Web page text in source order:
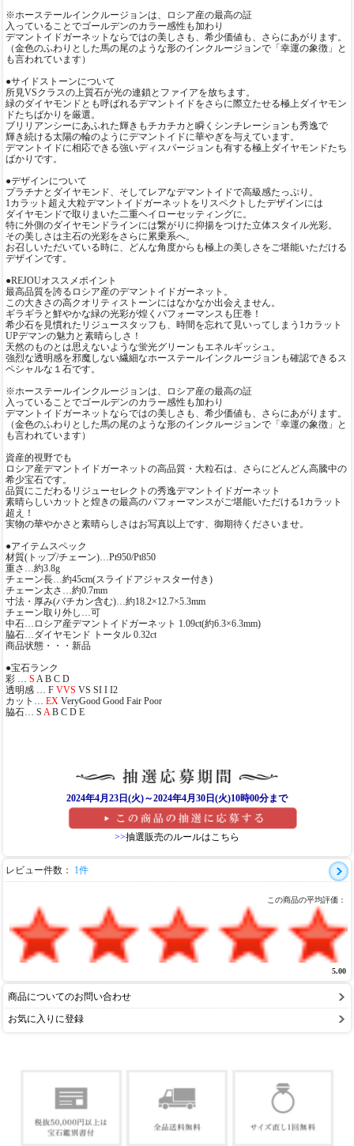
※ホーステールインクルージョンは、ロシア産の最高の証
入っていることでゴールデンのカラー感性も加わり
デマントイドガーネットならではの美しさも、希少価値も、さらにあがります。
（金色のふわりとした馬の尾のような形のインクルージョンで「幸運の象徴」と
も言われています）
●サイドストーンについて
所見VSクラスの上質石が光の連鎖とファイアを放ちます。
緑のダイヤモンドとも呼ばれるデマントイドをさらに際立たせる極上ダイヤモン
ドたちばかりを厳選。
ブリリアンシーにあふれた輝きもチカチカと瞬くシンチレーションも秀逸で
輝き続ける太陽の輪のようにデマントイドに華やぎを与えています。
デマントイドに相応できる強いディスパージョンも有する極上ダイヤモンドたち
ばかりです。
●デザインについて
プラチナとダイヤモンド、そしてレアなデマントイドで高級感たっぷり。
1カラット超え大粒デマントイドガーネットをリスペクトしたデザインには
ダイヤモンドで取りまいた二重ヘイローセッティングに。
特に外側のダイヤモンドラインには繋がりに抑揚をつけた立体スタイル光彩。
その美しさは主石の光彩をさらに累乗系へ。
お召しいただいている時に、どんな角度からも極上の美しさをご堪能いただける
デザインです。
●REJOUオススメポイント
最高品質を誇るロシア産のデマントイドガーネット。
この大きさの高クオリティストーンにはなかなか出会えません。
ギラギラと鮮やかな緑の光彩が煌くパフォーマンスも圧巻！
希少石を見慣れたリジュースタッフも、時間を忘れて見いってしまう1カラット
UPデマンの魅力と素晴らしさ！
天然のものとは思えないような蛍光グリーンもエネルギッシュ。
強烈な透明感を邪魔しない繊細なホーステールインクルージョンも確認できるス
ペシャルな１石です。
※ホーステールインクルージョンは、ロシア産の最高の証
入っていることでゴールデンのカラー感性も加わり
デマントイドガーネットならではの美しさも、希少価値も、さらにあがります。
（金色のふわりとした馬の尾のような形のインクルージョンで「幸運の象徴」と
も言われています）
資産的視野でも
ロシア産デマントイドガーネットの高品質・大粒石は、さらにどんどん高騰中の
希少宝石です。
品質にこだわるリジューセレクトの秀逸デマントイドガーネット
素晴らしいカットと煌きの最高のパフォーマンスがご堪能いただける1カラット
超え！
実物の華やかさと素晴らしさはお写真以上です、御期待くださいませ。
●アイテムスペック
材質(トップ/チェーン)…Pt950/Pt850
重さ…約3.8g
チェーン長…約45cm(スライドアジャスター付き)
チェーン太さ…約0.7mm
寸法・厚み(バチカン含む)…約18.2×12.7×5.3mm
チェーン取り外し…可
中石…ロシア産デマントイドガーネット 1.09ct(約6.3×6.3mm)
脇石…ダイヤモンド トータル 0.32ct
商品状態・・・新品
●宝石ランク
彩 … S A B C D
透明感 … F VVS VS SI I I2
カット… EX VeryGood Good Fair Poor
脇石… S AB C D E
2024年4月23日(火)～2024年4月30日(火)10時00分まで
>>抽選販売のルールはこちら
レビュー件数： 1件
この商品の平均評価：
5.00
商品についてのお問い合わせ
お気に入りに登録